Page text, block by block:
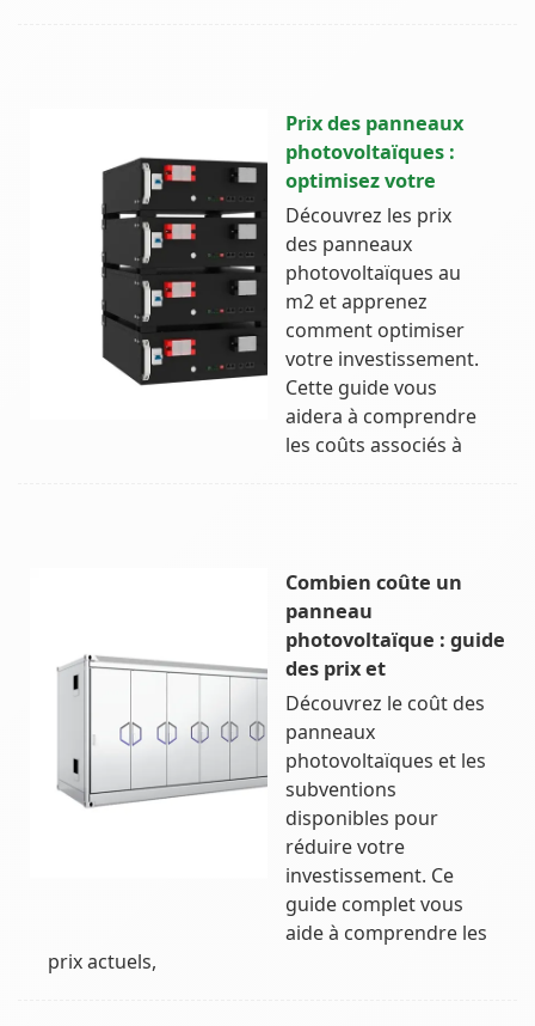
Prix des panneaux
photovoltaïques :
optimisez votre
Découvrez les prix
des panneaux
photovoltaïques au
m2 et apprenez
comment optimiser
votre investissement.
Cette guide vous
aidera à comprendre
les coûts associés à
Combien coûte un
panneau
photovoltaïque : guide
des prix et
Découvrez le coût des
panneaux
photovoltaïques et les
subventions
disponibles pour
réduire votre
investissement. Ce
guide complet vous
aide à comprendre les
prix actuels,